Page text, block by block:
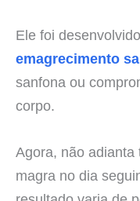
Ele foi
emagrecimento
sanfona ou
corpo.
Agora, não
magra no dia